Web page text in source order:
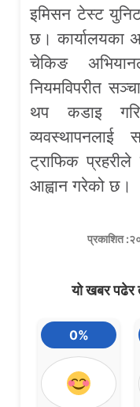
इमिसन टेस्ट
छ। कार्यालयका
चेकिङ
नियमविपरीत
थप कडाइ
व्यवस्थापनलाई
ट्राफिक प्रहरीले
आह्वान गरेको छ।
प्रकाशित
यो खबर पढेर
0%